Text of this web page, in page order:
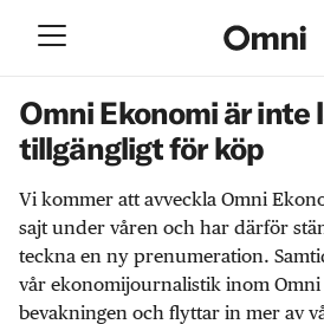
Omni Ekonomi är inte
tillgängligt för köp
Vi kommer att avveckla Omni
sajt under våren och har därför
teckna en ny prenumeration.
vår ekonomijournalistik inom
bevakningen och flyttar in mer av